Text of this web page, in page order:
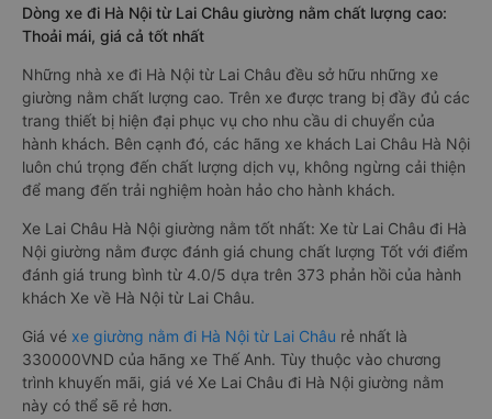
Dòng xe đi Hà Nội từ Lai Châu giường nằm chất lượng cao:
Thoải mái, giá cả tốt nhất
Những nhà xe đi Hà Nội từ Lai Châu đều sở hữu những xe
giường nằm chất lượng cao. Trên xe được trang bị đầy đủ các
trang thiết bị hiện đại phục vụ cho nhu cầu di chuyển của
hành khách. Bên cạnh đó, các hãng xe khách Lai Châu Hà Nội
luôn chú trọng đến chất lượng dịch vụ, không ngừng cải thiện
để mang đến trải nghiệm hoàn hảo cho hành khách.
Xe Lai Châu Hà Nội giường nằm tốt nhất: Xe từ Lai Châu đi Hà
Nội giường nằm được đánh giá chung chất lượng Tốt với điểm
đánh giá trung bình từ 4.0/5 dựa trên 373 phản hồi của hành
khách Xe về Hà Nội từ Lai Châu.
Giá vé xe giường nằm đi Hà Nội từ Lai Châu rẻ nhất là
330000VND của hãng xe Thế Anh. Tùy thuộc vào chương
trình khuyến mãi, giá vé Xe Lai Châu đi Hà Nội giường nằm
này có thể sẽ rẻ hơn.